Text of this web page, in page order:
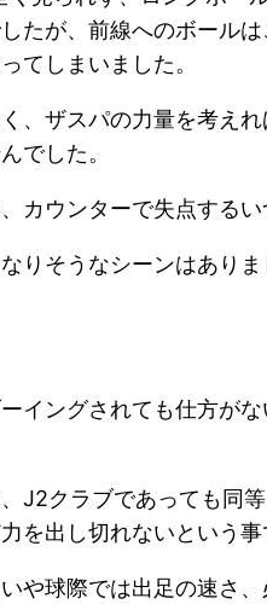
たが、前線へのボール
てしまいました。
、ザスパの力量を考え
でした。
ウンターで失点するい
そうなシーンはあり
イングされても仕方が
クラブであっても同
を出し切れないという事
球際では出足の速さ